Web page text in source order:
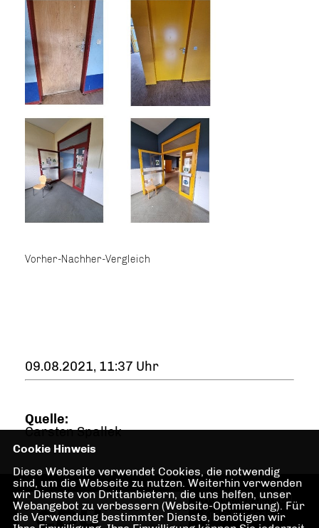
Vorher-Nachher-Vergleich
09.08.2021, 11:37 Uhr
Quelle:
Carsten Spallek
Homepage des CDU
Kreisverbandes
Cookie Hinweis
Diese Webseite verwendet Cookies, die notwendig
sind, um die Webseite zu nutzen. Weiterhin verwenden
wir Dienste von Drittanbietern, die uns helfen, unser
Webangebot zu verbessern (Website-Optmierung). Für
die Verwendung bestimmter Dienste, benötigen wir